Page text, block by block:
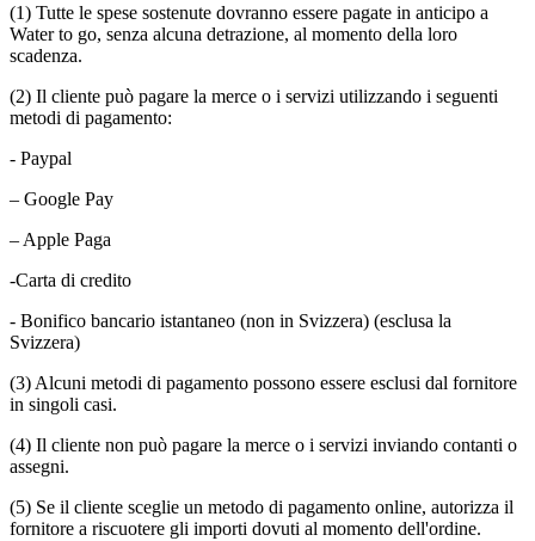
(1) Tutte le spese sostenute dovranno essere pagate in anticipo a
Water to go, senza alcuna detrazione, al momento della loro
scadenza.
(2) Il cliente può pagare la merce o i servizi utilizzando i seguenti
metodi di pagamento:
- Paypal
– Google Pay
– Apple Paga
-Carta di credito
- Bonifico bancario istantaneo (non in Svizzera) (esclusa la
Svizzera)
(3) Alcuni metodi di pagamento possono essere esclusi dal fornitore
in singoli casi.
(4) Il cliente non può pagare la merce o i servizi inviando contanti o
assegni.
(5) Se il cliente sceglie un metodo di pagamento online, autorizza il
fornitore a riscuotere gli importi dovuti al momento dell'ordine.